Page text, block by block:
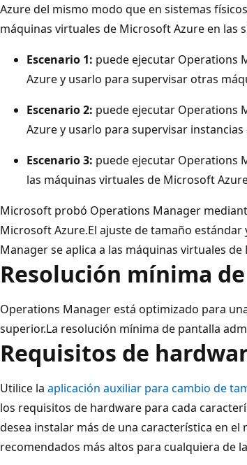
Azure del mismo modo que en sistemas
máquinas virtuales de Microsoft Azure en las
Escenario 1: puede ejecutar Operations
Azure y usarlo para supervisar otras
Escenario 2: puede ejecutar Operations
Azure y usarlo para supervisar
Escenario 3: puede ejecutar Operations
las máquinas virtuales de Microsoft
Microsoft probó Operations Manager
Microsoft Azure.El ajuste de tamaño
Manager se aplica a las máquinas virtuales
Resolución mínima
Operations Manager está optimizado para
superior.La resolución mínima de pantalla
Requisitos de
Utilice la aplicación auxiliar para cambio de
los requisitos de hardware para cada
desea instalar más de una característica en
recomendados más altos para cualquiera de